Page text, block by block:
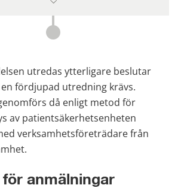
att detta inte behöver vara med
av RISK för allvarlig vårdskada.
utredas ytterligare beslutar
fördjupad utredning krävs.
då enligt metod för
av patientsäkerhetsenheten
verksamhetsföreträdare från
anmälningar